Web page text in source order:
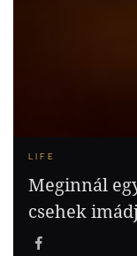
LIFE
Meginnál
csehek